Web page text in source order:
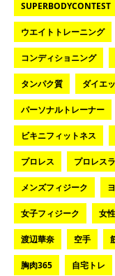
SUPERBODYCONTEST
ウエイトトレーニング
コンディショニング
タンパク質 ダイエ
パーソナルトレーナー
ビキニフィットネス
プロレス プロレス
メンズフィジーク
女子フィジーク 女
渡辺華奈 空手
胸肉365 自宅トレ